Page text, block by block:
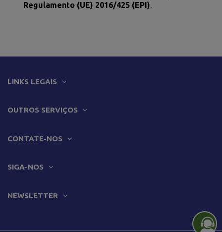
Regulamento (UE) 2016/425 (EPI).
LINKS LEGAIS
OUTROS SERVIÇOS
CONTATE-NOS
SIGA-NOS
NEWSLETTER